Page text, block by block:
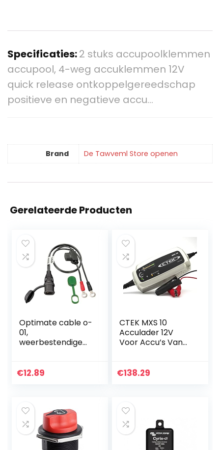
Specificaties:2 stuks accupoolklemmen
accupool, 4-weg accuklemmen 12V
quick release ontkoppelgereedschap
positieve en negatieve accu…
Brand De Tawveml Store openen
Gerelateerde Producten
Optimate cable o-
01,
weerbestendige
€12.89
CTEK MXS 10
Acculader 12V
Voor Accu’s Van
Vrachtwagen-,
€138.29